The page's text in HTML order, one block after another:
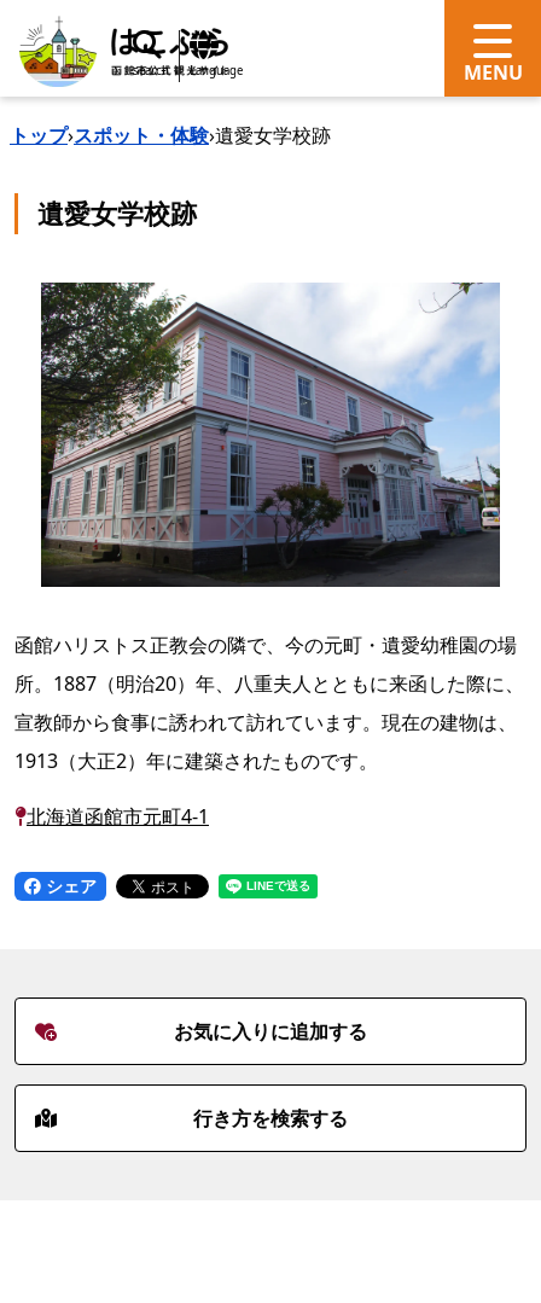
search Language
トップ›スポット・体験›遺愛女学校跡
遺愛女学校跡
函館ハリストス正教会の隣で、今の元町・遺愛幼稚園の場
所。1887（明治20）年、八重夫人とともに来函した際に、
宣教師から食事に誘われて訪れています。現在の建物は、
1913（大正2）年に建築されたものです。
北海道函館市元町4-1
シェア
お気に入りに追加する
行き方を検索する